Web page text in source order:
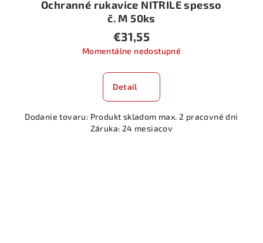
Ochranné rukavice NITRILE spesso
č. M 50ks
€31,55
Momentálne nedostupné
Detail
Dodanie tovaru: Produkt skladom max. 2 pracovné dni
Záruka: 24 mesiacov